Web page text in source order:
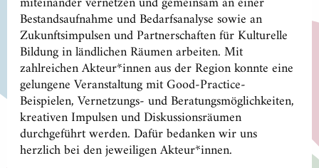
Bestandsaufnahme und Bedarfsanalyse sowie an
Zukunftsimpulsen und Partnerschaften für Kulturelle
Bildung in ländlichen Räumen arbeiten. Mit
zahlreichen Akteur*innen aus der Region konnte eine
gelungene Veranstaltung mit Good-Practice-
Beispielen, Vernetzungs- und Beratungsmöglichkeiten,
kreativen Impulsen und Diskussionsräumen
durchgeführt werden. Dafür bedanken wir uns
herzlich bei den jeweiligen Akteur*innen.